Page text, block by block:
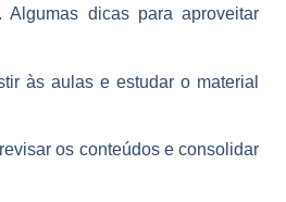
dicas para aproveitar
às aulas e estudar o material
os conteúdos e consolidar